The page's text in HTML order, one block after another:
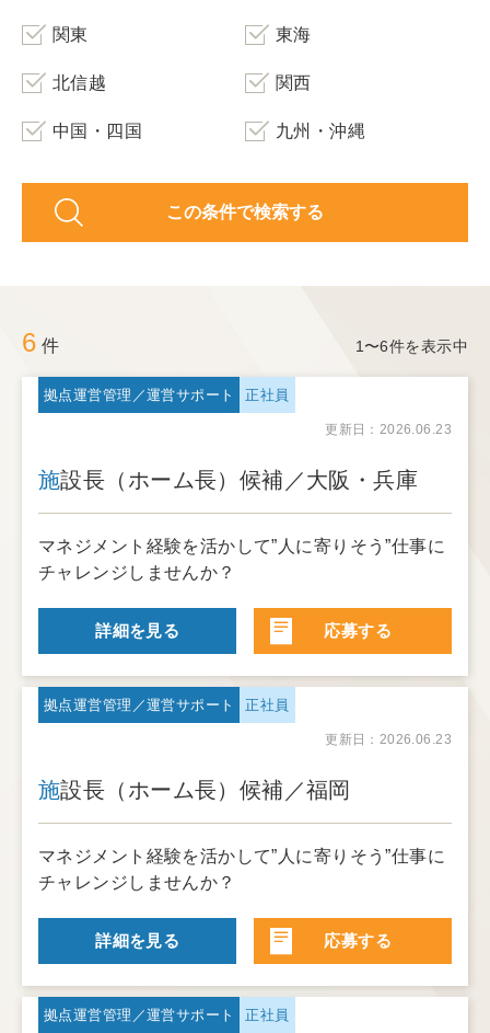
関東 東海
北信越 関西
中国・四国 九州・沖縄
この条件で検索する
6 件 1〜6件を表示中
拠点運営管理／運営サポート 正社員
更新日：2026.06.23
施設長（ホーム長）候補／大阪・兵庫
マネジメント経験を活かして”人に寄りそう”仕事に
チャレンジしませんか？
詳細を見る 応募する
拠点運営管理／運営サポート 正社員
更新日：2026.06.23
施設長（ホーム長）候補／福岡
マネジメント経験を活かして”人に寄りそう”仕事に
チャレンジしませんか？
詳細を見る 応募する
拠点運営管理／運営サポート 正社員